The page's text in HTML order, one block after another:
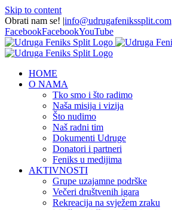
Skip to content
Obrati nam se! |info@udrugafenikssplit.com
FacebookFacebookYouTube
HOME
O NAMA
Tko smo i što radimo
Naša misija i vizija
Što nudimo
Naš radni tim
Dokumenti Udruge
Donatori i partneri
Feniks u medijima
AKTIVNOSTI
Grupe uzajamne podrške
Večeri društvenih igara
Rekreacija na svježem zraku